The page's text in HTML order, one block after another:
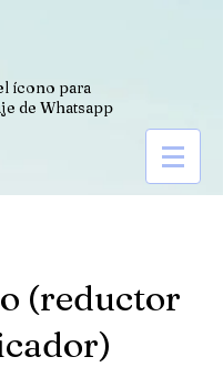
ícono para
de Whatsapp
(reductor